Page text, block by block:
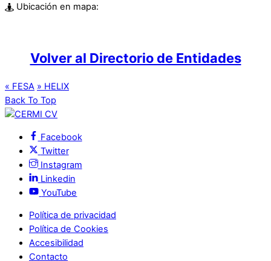
Ubicación en mapa:
Volver al Directorio de Entidades
« FESA » HELIX
Back To Top
Facebook
Twitter
Instagram
Linkedin
YouTube
Política de privacidad
Política de Cookies
Accesibilidad
Contacto